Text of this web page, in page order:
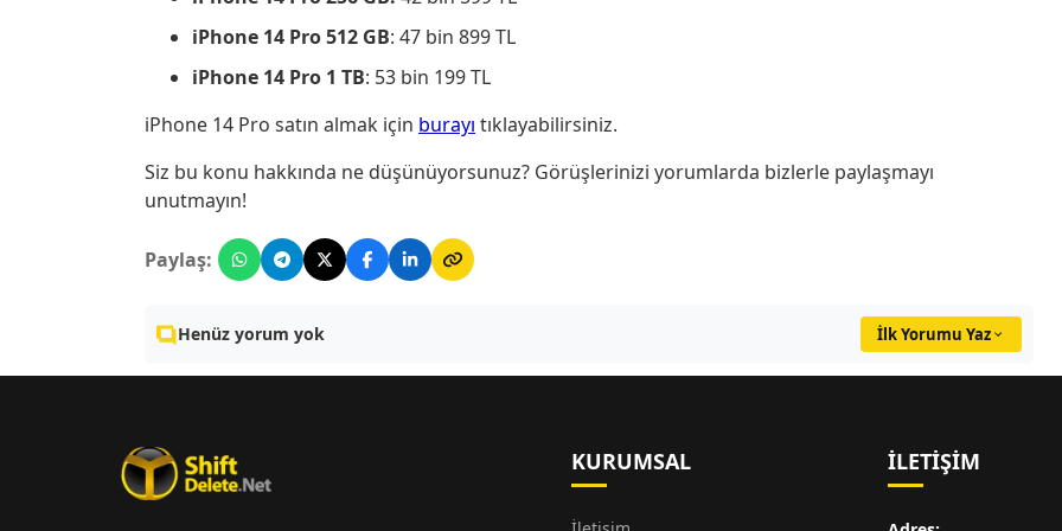
iPhone 14 Pro 512 GB: 47 bin 899 TL
iPhone 14 Pro 1 TB: 53 bin 199 TL
iPhone 14 Pro satın almak için burayı tıklayabilirsiniz.
Siz bu konu hakkında ne düşünüyorsunuz? Görüşlerinizi yorumlarda bizlerle paylaşmayı
unutmayın!
Paylaş:
Henüz yorum yok İlk Yorumu Yaz
KURUMSAL İLETIŞIM